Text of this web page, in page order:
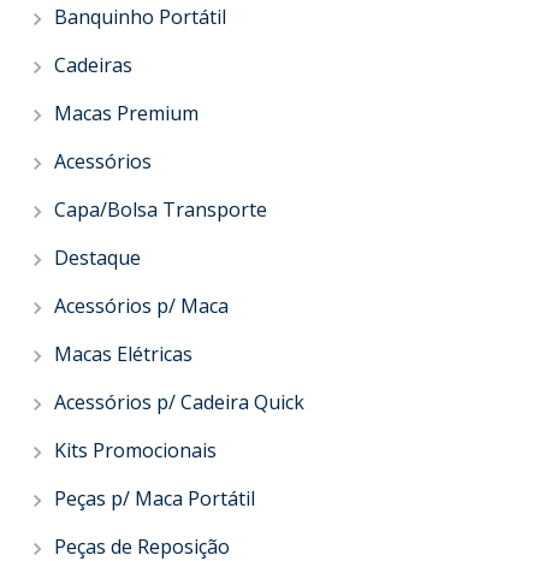
Banquinho Portátil
Cadeiras
Macas Premium
Acessórios
Capa/Bolsa Transporte
Destaque
Acessórios p/ Maca
Macas Elétricas
Acessórios p/ Cadeira Quick
Kits Promocionais
Peças p/ Maca Portátil
Peças de Reposição